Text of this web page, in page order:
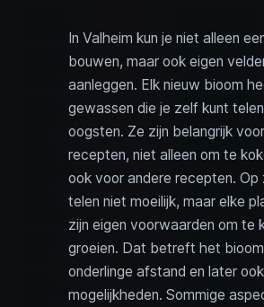
In Valheim kun je niet alleen
bouwen, maar ook eigen
aanleggen. Elk nieuw bioom
gewassen die je zelf kunt
oogsten. Ze zijn belangrijk
recepten, niet alleen om te
ook voor andere recepten. Op
telen niet moeilijk, maar elke
zijn eigen voorwaarden om te
groeien. Dat betreft het
onderlinge afstand en later
mogelijkheden. Sommige